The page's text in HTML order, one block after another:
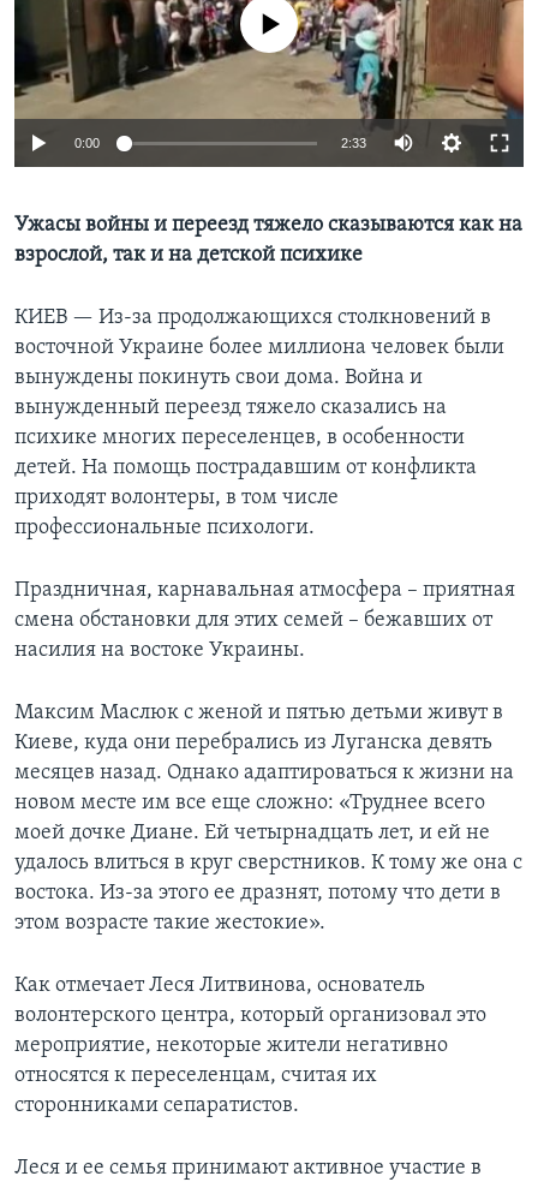
Learning English
СОЦИАЛЬНЫЕ СЕТИ
Языки
No media source currently available
0:00 2:33
Ужасы войны и переезд тяжело сказываются как на
взрослой, так и на детской психике
КИЕВ — Из-за продолжающихся столкновений в
восточной Украине более миллиона человек были
вынуждены покинуть свои дома. Война и
вынужденный переезд тяжело сказались на
психике многих переселенцев, в особенности
детей. На помощь пострадавшим от конфликта
приходят волонтеры, в том числе
профессиональные психологи.
Праздничная, карнавальная атмосфера – приятная
смена обстановки для этих семей – бежавших от
насилия на востоке Украины.
Максим Маслюк с женой и пятью детьми живут в
Киеве, куда они перебрались из Луганска девять
месяцев назад. Однако адаптироваться к жизни на
новом месте им все еще сложно: «Труднее всего
моей дочке Диане. Ей четырнадцать лет, и ей не
удалось влиться в круг сверстников. К тому же она с
востока. Из-за этого ее дразнят, потому что дети в
этом возрасте такие жестокие».
Как отмечает Леся Литвинова, основатель
волонтерского центра, который организовал это
мероприятие, некоторые жители негативно
относятся к переселенцам, считая их
сторонниками сепаратистов.
Леся и ее семья принимают активное участие в